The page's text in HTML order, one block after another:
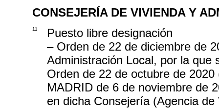
CONSEJERÍA DE VIVIENDA Y
11
Puesto libre designación
– Orden de 22 de diciembre de
Administración Local, por la que
Orden de 22 de octubre de
MADRID de 6 de noviembre de
en dicha Consejería (Agencia